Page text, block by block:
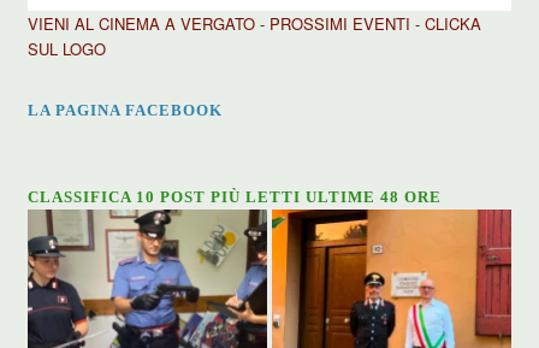
VIENI AL CINEMA A VERGATO - PROSSIMI EVENTI - CLICKA
SUL LOGO
LA PAGINA FACEBOOK
CLASSIFICA 10 POST PIÙ LETTI ULTIME 48 ORE